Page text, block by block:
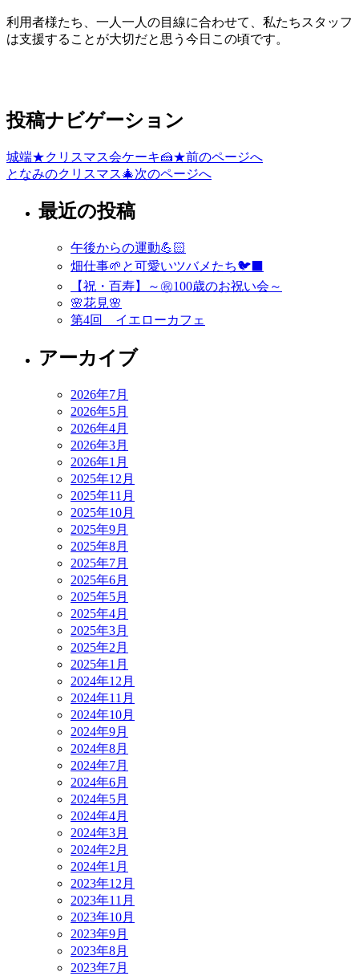
利用者様たち、一人一人の目線に合わせて、私たちスタッフ
は支援することが大切だと思う今日この頃です。
投稿ナビゲーション
城端★クリスマス会ケーキ🍰★前のページへ
となみのクリスマス🎄次のページへ
最近の投稿
午後からの運動💪🏻
畑仕事🌱と可愛いツバメたち🐦‍⬛
【祝・百寿】～㊗️100歳のお祝い会～
🌸花見🌸
第4回 イエローカフェ
アーカイブ
2026年7月
2026年5月
2026年4月
2026年3月
2026年1月
2025年12月
2025年11月
2025年10月
2025年9月
2025年8月
2025年7月
2025年6月
2025年5月
2025年4月
2025年3月
2025年2月
2025年1月
2024年12月
2024年11月
2024年10月
2024年9月
2024年8月
2024年7月
2024年6月
2024年5月
2024年4月
2024年3月
2024年2月
2024年1月
2023年12月
2023年11月
2023年10月
2023年9月
2023年8月
2023年7月